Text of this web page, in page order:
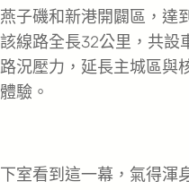
子磯和新港開闢區，達
線路全長32公里，共設
況壓力，延長主城區與
驗。
室看到這一幕，氣得渾